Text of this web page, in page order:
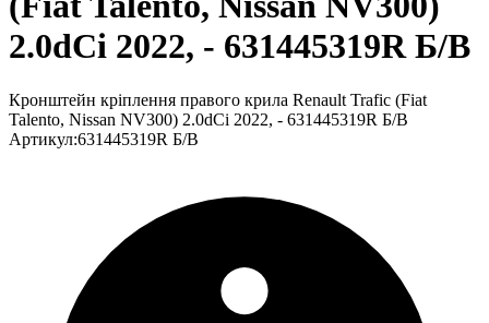
2.0dCi 2022, - 631445319R Б/В
Кронштейн кріплення правого крила Renault Trafic (Fiat
Talento, Nissan NV300) 2.0dCi 2022, - 631445319R Б/В
Артикул:631445319R Б/В